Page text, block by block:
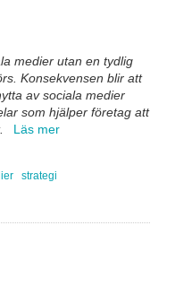
medier utan en tydlig
Konsekvensen blir att
av sociala medier
som hjälper företag att
Läs mer
strategi